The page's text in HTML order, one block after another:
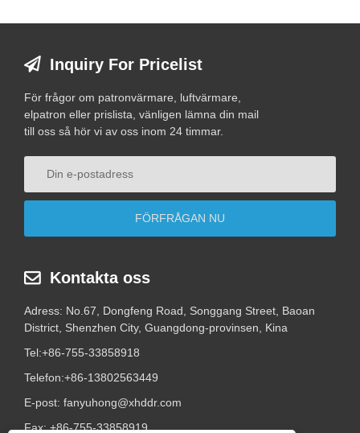
Inquiry For Pricelist
För frågor om patronvärmare, luftvärmare,
elpatron eller prislista, vänligen lämna din mail
till oss så hör vi av oss inom 24 timmar.
Kontakta oss
Adress: No.67, Dongfeng Road, Songgang Street, Baoan
District, Shenzhen City, Guangdong-provinsen, Kina
Tel:+86-755-33858918
Telefon:+86-13802563449
E-post: fanyuhong@xhddr.com
Fax: +86-755-33858919